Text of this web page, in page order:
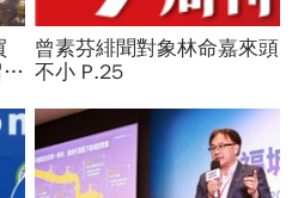
曾素芬緋聞對象林命嘉來頭
不小 P.25